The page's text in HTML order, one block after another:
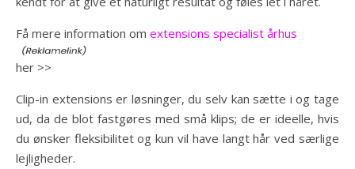
Få mere information om extensions specialist århus
her >>
Clip-in extensions er løsninger, du selv kan sætte i og tage
ud, da de blot fastgøres med små klips; de er ideelle, hvis
du ønsker fleksibilitet og kun vil have langt hår ved særlige
lejligheder.